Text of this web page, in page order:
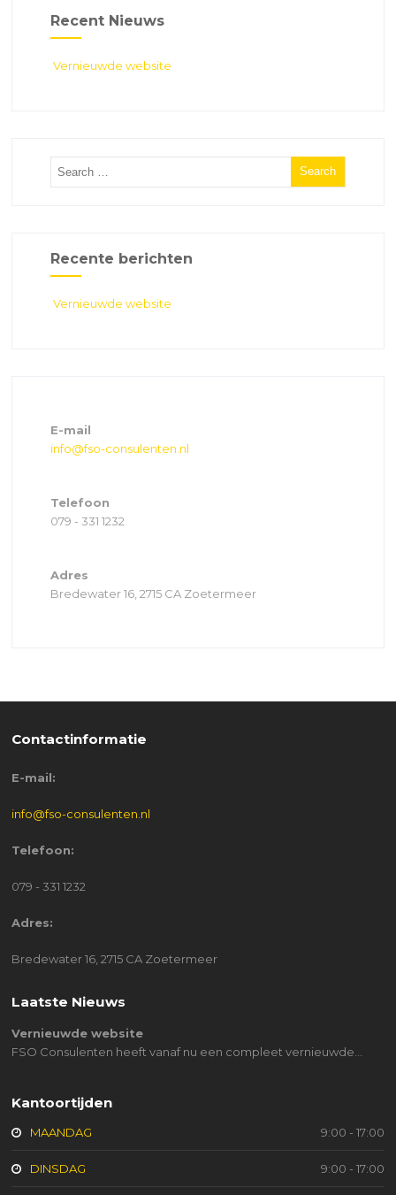
Recent Nieuws
Vernieuwde website
Recente berichten
Vernieuwde website
E-mail
info@fso-consulenten.nl
Telefoon
079 - 331 1232
Adres
Bredewater 16, 2715 CA Zoetermeer
Contactinformatie
E-mail:
info@fso-consulenten.nl
Telefoon:
079 - 331 1232
Adres:
Bredewater 16, 2715 CA Zoetermeer
Laatste Nieuws
Vernieuwde website
FSO Consulenten heeft vanaf nu een compleet vernieuwde…
Kantoortijden
MAANDAG 9:00 - 17:00
DINSDAG 9:00 - 17:00